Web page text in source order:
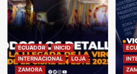
ECUADOR
INICIO
INTERNACIONAL
LOJA
ZAMORA